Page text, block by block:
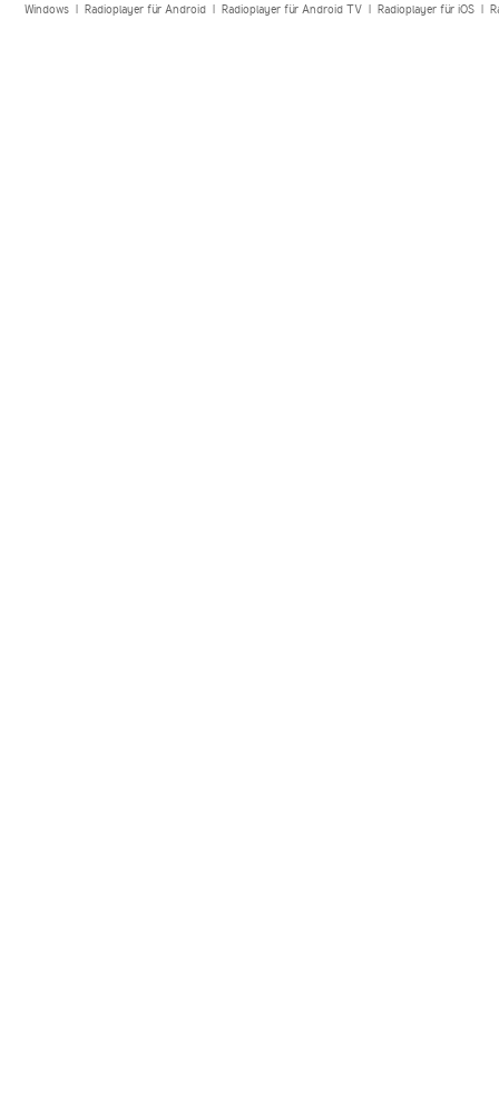
Windows| Radioplayer für Android| Radioplayer für Android TV| Radioplayer für iOS|